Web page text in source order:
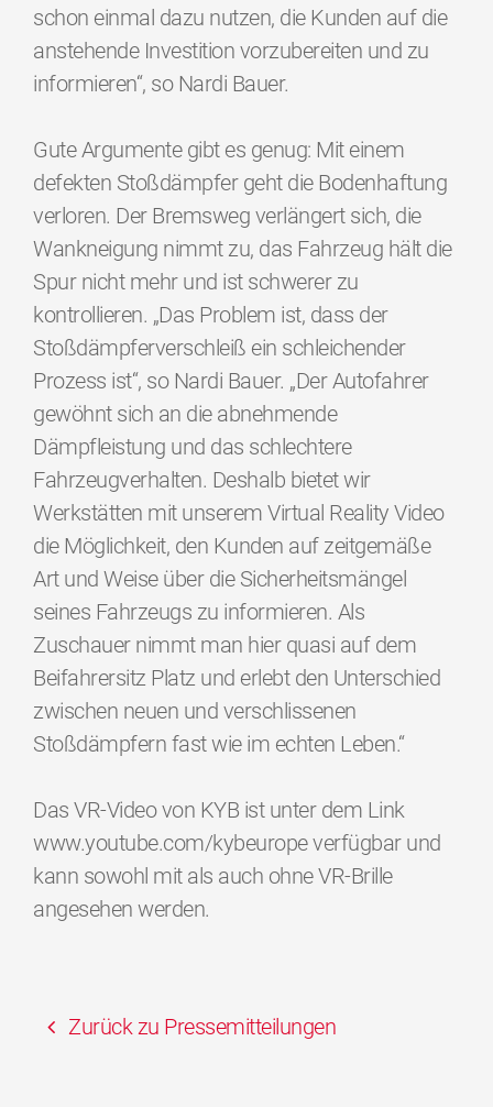
schon einmal dazu nutzen, die Kunden auf die
anstehende Investition vorzubereiten und zu
informieren“, so Nardi Bauer.
Gute Argumente gibt es genug: Mit einem
defekten Stoßdämpfer geht die Bodenhaftung
verloren. Der Bremsweg verlängert sich, die
Wankneigung nimmt zu, das Fahrzeug hält die
Spur nicht mehr und ist schwerer zu
kontrollieren. „Das Problem ist, dass der
Stoßdämpferverschleiß ein schleichender
Prozess ist“, so Nardi Bauer. „Der Autofahrer
gewöhnt sich an die abnehmende
Dämpfleistung und das schlechtere
Fahrzeugverhalten. Deshalb bietet wir
Werkstätten mit unserem Virtual Reality Video
die Möglichkeit, den Kunden auf zeitgemäße
Art und Weise über die Sicherheitsmängel
seines Fahrzeugs zu informieren. Als
Zuschauer nimmt man hier quasi auf dem
Beifahrersitz Platz und erlebt den Unterschied
zwischen neuen und verschlissenen
Stoßdämpfern fast wie im echten Leben.“
Das VR-Video von KYB ist unter dem Link
www.youtube.com/kybeurope verfügbar und
kann sowohl mit als auch ohne VR-Brille
angesehen werden.
Zurück zu Pressemitteilungen